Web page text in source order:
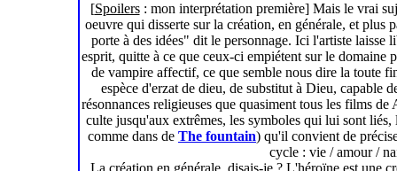
[Spoilers: mon interprétation première] Mais le vrai
oeuvre qui disserte sur la création, en générale, et
porte à des idées" dit le personnage. Ici l'artiste laisse
esprit, quitte à ce que ceux-ci empiétent sur le
de vampire affectif, ce que semble nous dire la toute
espèce d'erzat de dieu, de substitut à Dieu, capable
résonnances religieuses que quasiment tous les films
culte jusqu'aux extrêmes, les symboles qui lui sont
comme dans de The fountain) qu'il convient de
cycle : vie / amour /
La création en générale, disais-je ? L'héroïne est une